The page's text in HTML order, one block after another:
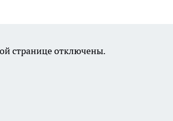
странице отключены.